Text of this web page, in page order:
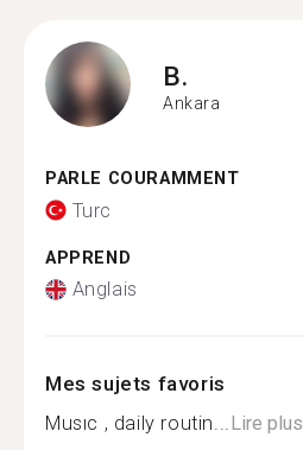
B.
Ankara
PARLE COURAMMENT
Turc
APPREND
Anglais
Mes sujets favoris
Musıc , daily routin...Lire plus